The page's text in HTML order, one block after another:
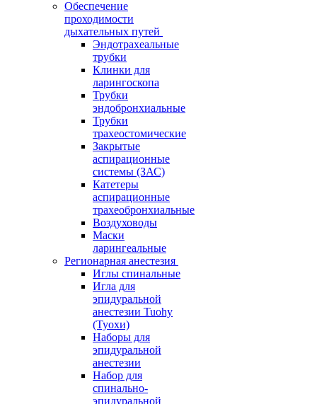
Обеспечение
проходимости
дыхательных путей
Эндотрахеальные
трубки
Клинки для
ларингоскопа
Трубки
эндобронхиальные
Трубки
трахеостомические
Закрытые
аспирационные
системы (ЗАС)
Катетеры
аспирационные
трахеобронхиальные
Воздуховоды
Маски
ларингеальные
Регионарная анестезия
Иглы спинальные
Игла для
эпидуральной
анестезии Tuohy
(Туохи)
Наборы для
эпидуральной
анестезии
Набор для
спинально-
эпидуральной